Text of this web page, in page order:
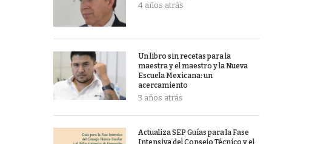
4 años atrás
Un libro sin recetas para la
maestra y el maestro y la Nueva
Escuela Mexicana: un
acercamiento
3 años atrás
Actualiza SEP Guías para la Fase
Intensiva del Consejo Técnico y el